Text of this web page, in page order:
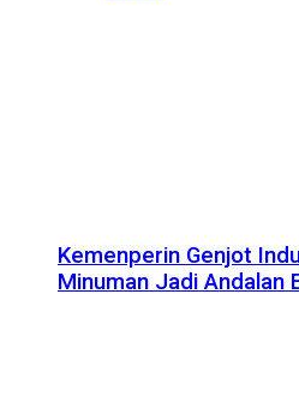
Kemenperin Genjot
Minuman Jadi Andalan